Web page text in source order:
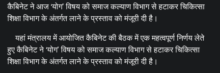
कैबिनेट ने आज ‘योग’ विषय को समाज कल्याण विभाग से हटाकर चिकित्सा
शिक्षा विभाग के अंतर्गत लाने के प्रस्ताव को मंजूरी दी है।
यहां मंत्रालय में आयोजित कैबिनेट की बैठक में एक महत्वपूर्ण निर्णय लेते
हुए कैबिनेट ने ‘योग’ विषय को समाज कल्याण विभाग से हटाकर चिकित्सा
शिक्षा विभाग के अंतर्गत लाने के प्रस्ताव को मंजूरी दी है।